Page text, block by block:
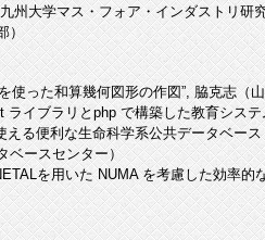
州大学マス・フォア・インダストリ研
）
使った和算幾何図形の作図”, 脇克志（
ライブラリとphp で構築した教育シス
える便利な生命科学系公共データベー
ベースセンター）
を用いた NUMA を考慮した効率